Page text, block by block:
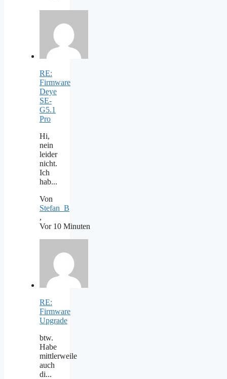
RE:
Firmware
Deye
SE-
G5.1
Pro
Hi,
nein
leider
nicht.
Ich
hab...
Von
Stefan_B
,
Vor 10 Minuten
RE:
Firmware
Upgrade
btw.
Habe
mittlerweile
auch
di...